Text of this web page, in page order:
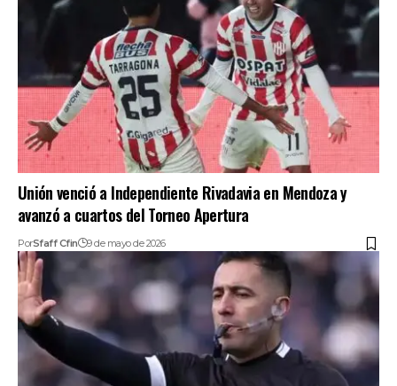
Unión venció a Independiente Rivadavia en Mendoza y
avanzó a cuartos del Torneo Apertura
PorSfaff Cfin 9 de mayo de 2026